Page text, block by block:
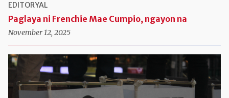
EDITORYAL
Paglaya ni Frenchie Mae Cumpio, ngayon na
November 12, 2025